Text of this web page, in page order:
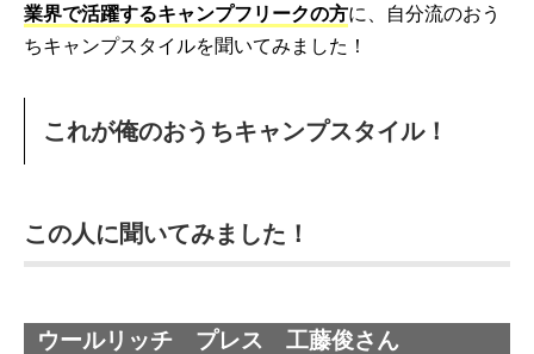
業界で活躍するキャンプフリークの方に、自分流のおう
ちキャンプスタイルを聞いてみました！
これが俺のおうちキャンプスタイル！
この人に聞いてみました！
ウールリッチ プレス 工藤俊さん